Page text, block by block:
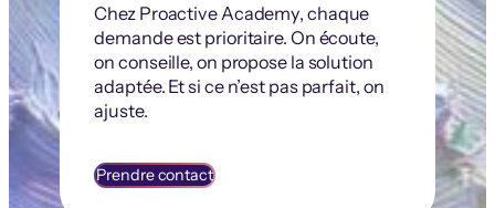
Chez Proactive Academy, chaque
demande est prioritaire. On écoute,
on conseille, on propose la solution
adaptée. Et si ce n’est pas parfait, on
ajuste.
Prendre contact